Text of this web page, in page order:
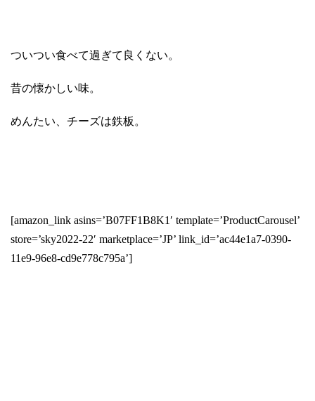
ついつい食べて過ぎて良くない。
昔の懐かしい味。
めんたい、チーズは鉄板。
[amazon_link asins=’B07FF1B8K1′ template=’ProductCarousel’
store=’sky2022-22′ marketplace=’JP’ link_id=’ac44e1a7-0390-
11e9-96e8-cd9e778c795a’]